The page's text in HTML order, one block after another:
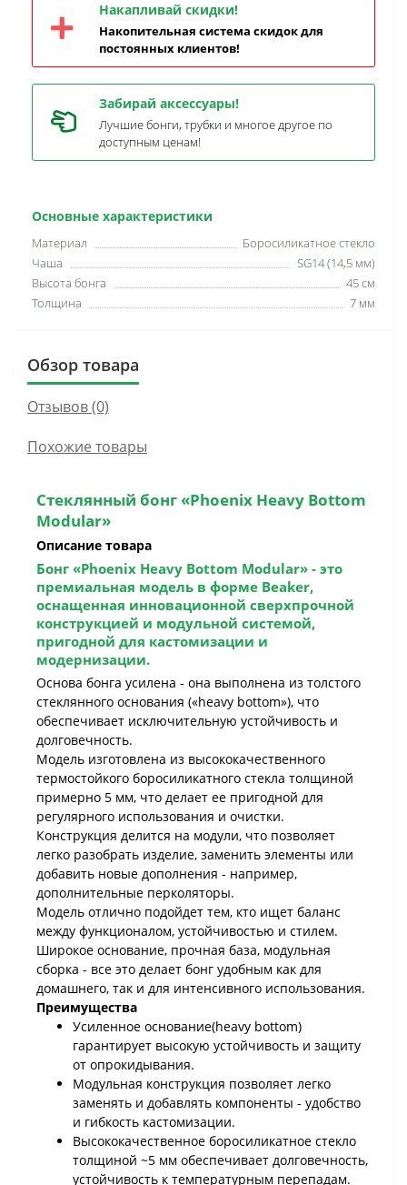
Основные характеристики
Материал
Боросиликатное стекло
Чаша
SG14 (14,5 мм)
Высота бонга
45 см
Толщина
7 мм
Накапливай скидки!
Накопительная система скидок для
постоянных клиентов!
Забирай аксессуары!
Лучшие бонги, трубки и многое другое по
доступным ценам!
Обзор товара
Отзывов (0)
Похожие товары
Стеклянный бонг «Phoenix Heavy Bottom
Modular»
Описание товара
Бонг «Phoenix Heavy Bottom Modular» - это
премиальная модель в форме Beaker,
оснащенная инновационной сверхпрочной
конструкцией и модульной системой,
пригодной для кастомизации и
модернизации.
Основа бонга усилена - она выполнена из толстого
стеклянного основания («heavy bottom»), что
обеспечивает исключительную устойчивость и
долговечность.
Модель изготовлена из высококачественного
термостойкого боросиликатного стекла толщиной
примерно 5 мм, что делает ее пригодной для
регулярного использования и очистки.
Конструкция делится на модули, что позволяет
легко разобрать изделие, заменить элементы или
добавить новые дополнения - например,
дополнительные перколяторы.
Модель отлично подойдет тем, кто ищет баланс
между функционалом, устойчивостью и стилем.
Широкое основание, прочная база, модульная
сборка - все это делает бонг удобным как для
домашнего, так и для интенсивного использования.
Преимущества
Усиленное основание(heavy bottom)
гарантирует высокую устойчивость и защиту
от опрокидывания.
Модульная конструкция позволяет легко
заменять и добавлять компоненты - удобство
и гибкость кастомизации.
Высококачественное боросиликатное стекло
толщиной ~5 мм обеспечивает долговечность,
устойчивость к температурным перепадам.